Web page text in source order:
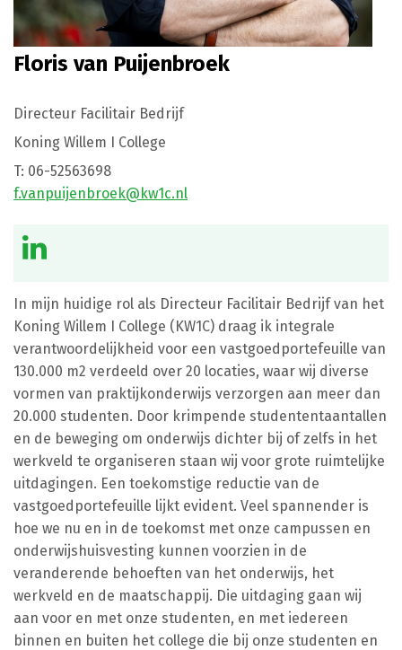
Floris van Puijenbroek
Directeur Facilitair Bedrijf
Koning Willem I College
T: 06-52563698
f.vanpuijenbroek@kw1c.nl
In mijn huidige rol als Directeur Facilitair Bedrijf van het
Koning Willem I College (KW1C) draag ik integrale
verantwoordelijkheid voor een vastgoedportefeuille van
130.000 m2 verdeeld over 20 locaties, waar wij diverse
vormen van praktijkonderwijs verzorgen aan meer dan
20.000 studenten. Door krimpende studententaantallen
en de beweging om onderwijs dichter bij of zelfs in het
werkveld te organiseren staan wij voor grote ruimtelijke
uitdagingen. Een toekomstige reductie van de
vastgoedportefeuille lijkt evident. Veel spannender is
hoe we nu en in de toekomst met onze campussen en
onderwijshuisvesting kunnen voorzien in de
veranderende behoeften van het onderwijs, het
werkveld en de maatschappij. Die uitdaging gaan wij
aan voor en met onze studenten, en met iedereen
binnen en buiten het college die bij onze studenten en